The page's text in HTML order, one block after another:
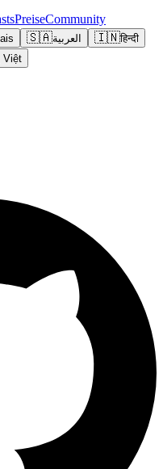
PreiseCommunity
🇸🇦العربية 🇮🇳हिन्दी
Việt